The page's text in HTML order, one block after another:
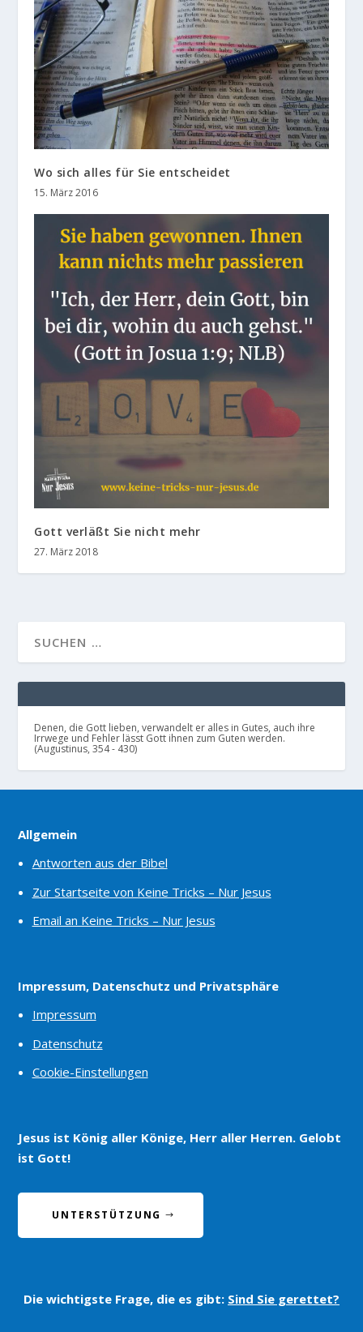
Wo sich alles für Sie entscheidet
15. März 2016
Gott verläßt Sie nicht mehr
27. März 2018
Denen, die Gott lieben, verwandelt er alles in Gutes, auch ihre
Irrwege und Fehler lässt Gott ihnen zum Guten werden.
(Augustinus, 354 - 430)
Allgemein
Antworten aus der Bibel
Zur Startseite von Keine Tricks – Nur Jesus
Email an Keine Tricks – Nur Jesus
Impressum, Datenschutz und Privatsphäre
Impressum
Datenschutz
Cookie-Einstellungen
Jesus ist König aller Könige, Herr aller Herren. Gelobt
ist Gott!
UNTERSTÜTZUNG
Die wichtigste Frage, die es gibt: Sind Sie gerettet?